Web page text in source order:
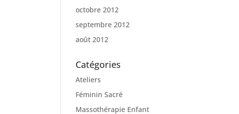
octobre 2012
septembre 2012
août 2012
Catégories
Ateliers
Féminin Sacré
Massothérapie Enfant